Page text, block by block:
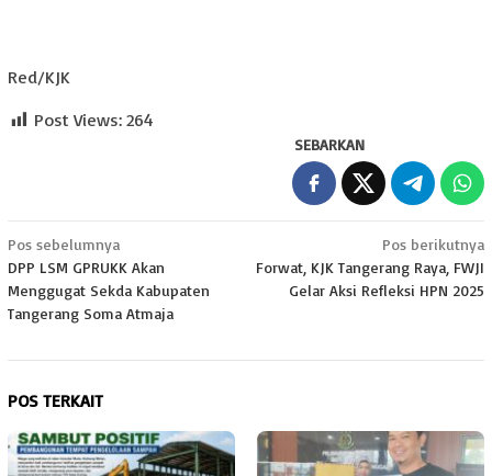
Red/KJK
Post Views: 264
SEBARKAN
Navigasi
pos
Pos sebelumnya
DPP LSM GPRUKK Akan
Menggugat Sekda Kabupaten
Tangerang Soma Atmaja
Pos berikutnya
Forwat, KJK Tangerang Raya, FWJI
Gelar Aksi Refleksi HPN 2025
POS TERKAIT